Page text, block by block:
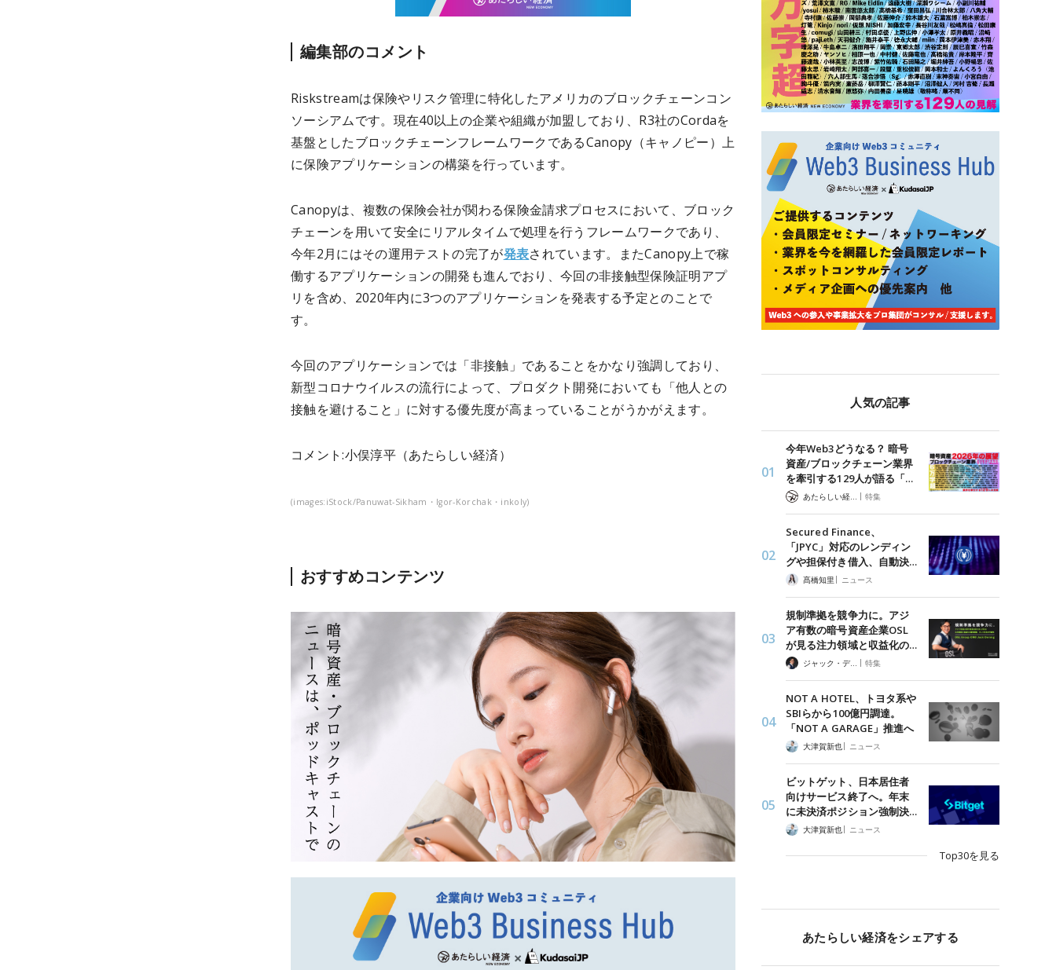
編集部のコメント
Riskstreamは保険やリスク管理に特化したアメリカのブロックチェーンコン
ソーシアムです。現在40以上の企業や組織が加盟しており、R3社のCordaを
基盤としたブロックチェーンフレームワークであるCanopy（キャノピー）上
に保険アプリケーションの構築を行っています。
Canopyは、複数の保険会社が関わる保険金請求プロセスにおいて、ブロック
チェーンを用いて安全にリアルタイムで処理を行うフレームワークであり、
今年2月にはその運用テストの完了が発表されています。またCanopy上で稼
働するアプリケーションの開発も進んでおり、今回の非接触型保険証明アプ
リを含め、2020年内に3つのアプリケーションを発表する予定とのことで
す。
今回のアプリケーションでは「非接触」であることをかなり強調しており、
新型コロナウイルスの流行によって、プロダクト開発においても「他人との
接触を避けること」に対する優先度が高まっていることがうかがえます。
コメント:小俣淳平（あたらしい経済）
(images:iStock/Panuwat-Sikham・Igor-Korchak・inkoly)
おすすめコンテンツ
人気の記事
今年Web3どうなる？ 暗号
資産/ブロックチェーン業界
を牽引する129人が語る「…
| 特集
Secured Finance、
「JPYC」対応のレンディン
グや担保付き借入、自動決…
髙橋知里 | ニュース
規制準拠を競争力に。アジ
ア有数の暗号資産企業OSL
が見る注力領域と収益化の…
ジャック・デロン（Jack Derong） | 特集
NOT A HOTEL、トヨタ系や
SBIらから100億円調達。
「NOT A GARAGE」推進へ
大津賀新也| ニュース
ビットゲット、日本居住者
向けサービス終了へ。年末
に未決済ポジション強制決…
大津賀新也| ニュース
Top30を見る
あたらしい経済をシェアする